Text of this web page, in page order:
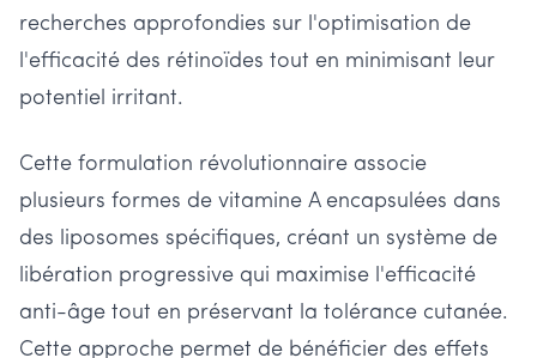
recherches approfondies sur l'optimisation de
l'efficacité des rétinoïdes tout en minimisant leur
potentiel irritant.
Cette formulation révolutionnaire associe
plusieurs formes de vitamine A encapsulées dans
des liposomes spécifiques, créant un système de
libération progressive qui maximise l'efficacité
anti-âge tout en préservant la tolérance cutanée.
Cette approche permet de bénéficier des effets